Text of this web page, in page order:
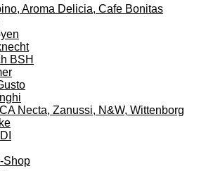
Aroma Delicia, Cafe Bonitas
BSH
Necta, Zanussi, N&W, Wittenborg
Shop